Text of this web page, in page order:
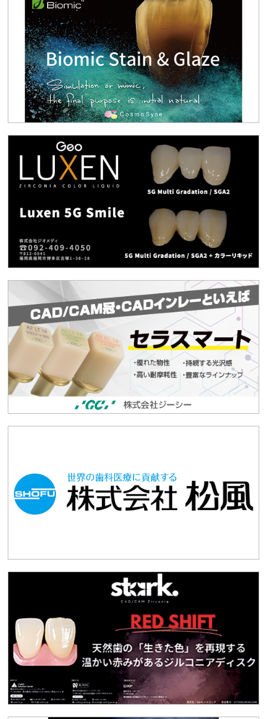
お知らせ
2026.05.18
【日技】労災保険特別加入安全衛生講習会（Zoom）
ご案内
会員限定
2026.05.14
【会員限定】〈速報〉CAD/CAMブリッジ材料の期中
保険適用について
会員限定
2026.04.28
【会員限定】令和8年度歯科診療報酬改定に伴う資料
R8/4/26「診療報酬改定講習会」
お知らせ
2026.04.09
岸和田市医療機関等物価高騰対策補助金について
2026.03.19
日本歯科技工所協会西支部主催「合同企業説明会」出
展企業の募集
催事情報
2026.03.03
オンラインウォーキングコンペティション2025
2026.02.19
令和7年度⼤阪府医療機関等物価⾼騰対策⼀時⽀援⾦
【2回目】について
お知らせ
2026.01.16
日技・日技連盟「准終身会員制度」について
会員限定
2025.12.01
【会員限定】最新の点数分析表（2025年12月1日改
定）
生涯研修
2025.11.28
R8/2/8「学術講演会」